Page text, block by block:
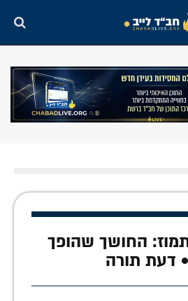
החושך שהופך
• דעת תורה